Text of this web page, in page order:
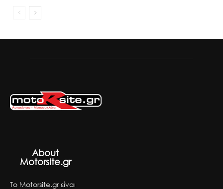
About
Motorsite.gr
Το Motorsite.gr είναι